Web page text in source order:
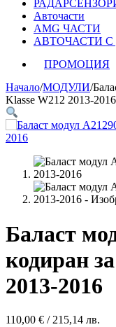
Авточасти
AMG ЧАСТИ
АВТОЧАСТИ
ПРОМОЦИЯ
Начало/МОДУЛИ/
Klasse W212 2013-2016
Баласт
кодиран
2013-2016
110,00 € / 215,14 лв.